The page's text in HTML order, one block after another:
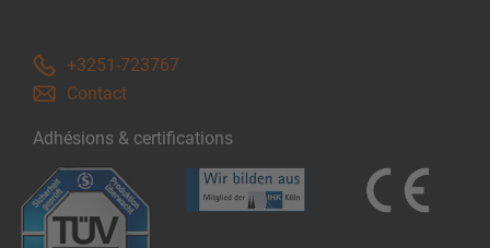
+3251-723767
Contact
Adhésions & certifications